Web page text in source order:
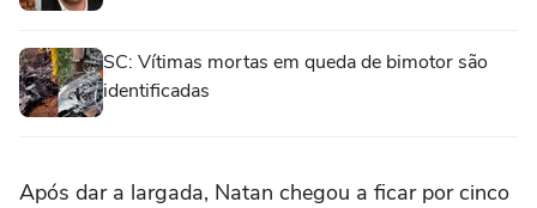
SC: Vítimas mortas em queda de bimotor são
identificadas
Após dar a largada, Natan chegou a ficar por cinco